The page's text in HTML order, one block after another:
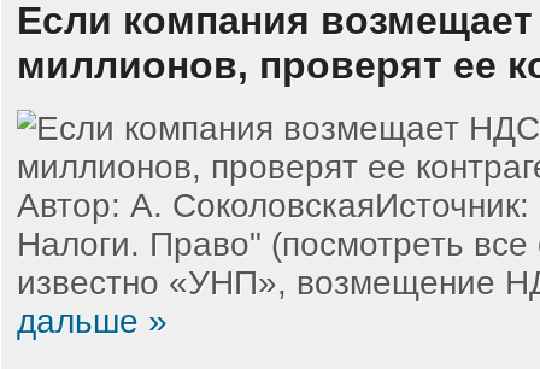
Если компания
миллионов, проверят ее
Автор: А. СоколовскаяИсточник:
Налоги. Право" (посмотреть все
известно «УНП», возмещение
дальше »